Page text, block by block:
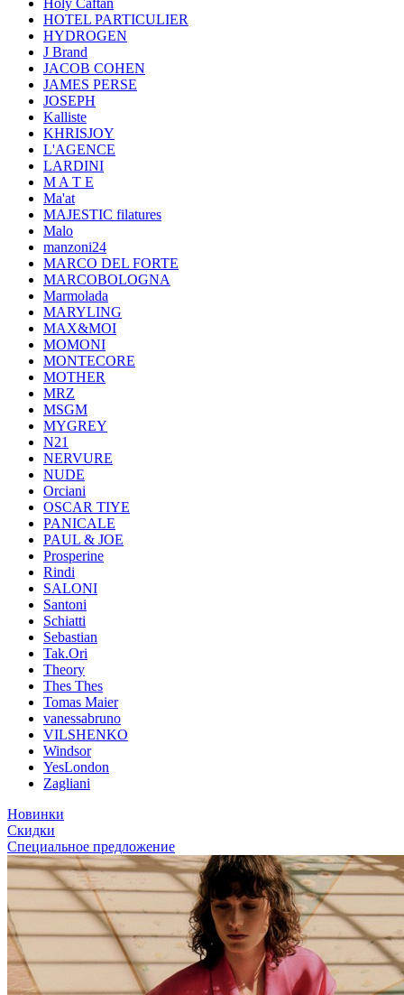
Holy Caftan
HOTEL PARTICULIER
HYDROGEN
J Brand
JACOB COHEN
JAMES PERSE
JOSEPH
Kalliste
KHRISJOY
L'AGENCE
LARDINI
M A T E
Ma'at
MAJESTIC filatures
Malo
manzoni24
MARCO DEL FORTE
MARCOBOLOGNA
Marmolada
MARYLING
MAX&MOI
MOMONI
MONTECORE
MOTHER
MRZ
MSGM
MYGREY
N21
NERVURE
NUDE
Orciani
OSCAR TIYE
PANICALE
PAUL & JOE
Prosperine
Rindi
SALONI
Santoni
Schiatti
Sebastian
Tak.Ori
Theory
Thes Thes
Tomas Maier
vanessabruno
VILSHENKO
Windsor
YesLondon
Zagliani
Новинки
Скидки
Специальное предложение